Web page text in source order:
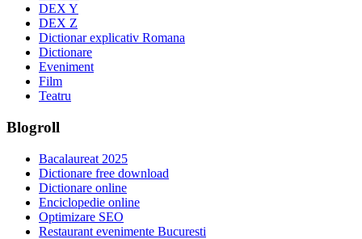
DEX Y
DEX Z
Dictionar explicativ Romana
Dictionare
Eveniment
Film
Teatru
Blogroll
Bacalaureat 2025
Dictionare free download
Dictionare online
Enciclopedie online
Optimizare SEO
Restaurant evenimente Bucuresti